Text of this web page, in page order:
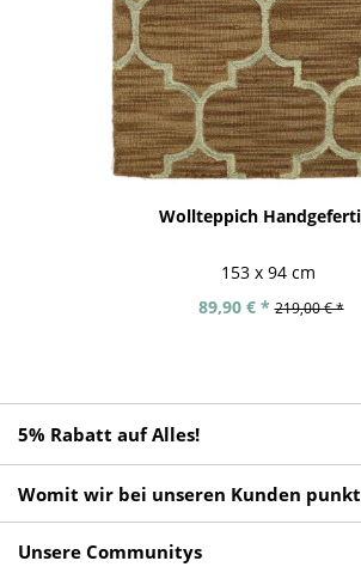
Wollteppich
153 x 94 cm
89,90 € * 219,00 € *
5% Rabatt auf Alles!
Womit wir bei unseren Kunden
Unsere Communitys